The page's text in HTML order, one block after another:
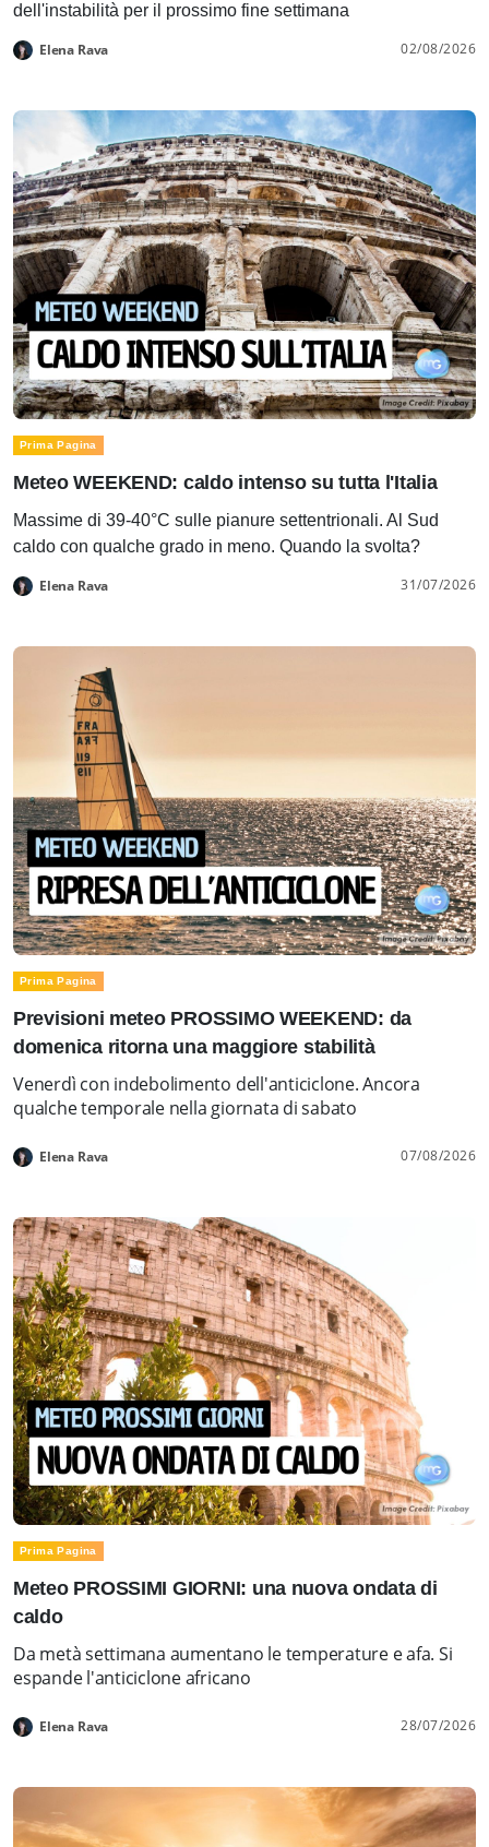
dell'instabilità per il prossimo fine settimana
Elena Rava 02/08/2026
Prima Pagina
Meteo WEEKEND: caldo intenso su tutta l'Italia
Massime di 39-40°C sulle pianure settentrionali. Al Sud
caldo con qualche grado in meno. Quando la svolta?
Elena Rava 31/07/2026
Prima Pagina
Previsioni meteo PROSSIMO WEEKEND: da
domenica ritorna una maggiore stabilità
Venerdì con indebolimento dell'anticiclone. Ancora
qualche temporale nella giornata di sabato
Elena Rava 07/08/2026
Prima Pagina
Meteo PROSSIMI GIORNI: una nuova ondata di
caldo
Da metà settimana aumentano le temperature e afa. Si
espande l'anticiclone africano
Elena Rava 28/07/2026